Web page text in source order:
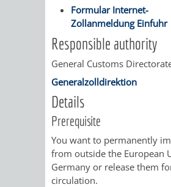
BEREICH
TAG
DENKMALS
HÄUSER
/
Formular Internet-
Zollanmeldung Einfuhr
Responsible authority
General Customs
Generalzolldirektion
Details
Prerequisite
You want to permanently
from outside the European
Germany or release them
circulation.